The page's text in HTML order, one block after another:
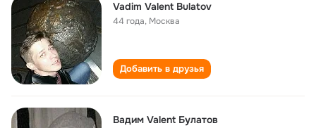
Vadim Valent Bulatov
44 года, Москва
Добавить в друзья
Вадим Valent Булатов